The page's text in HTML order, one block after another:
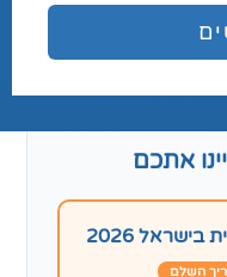
אתכם
המדריך השלם ללמידת אנגלית בישראל 2026
השלם